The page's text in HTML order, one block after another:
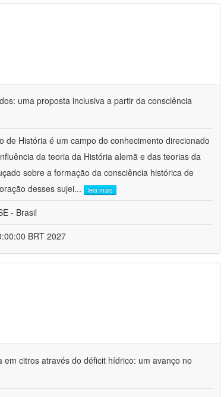
uma proposta inclusiva a partir da consciência
de História é um campo do conhecimento direcionado
da teoria da História alemã e das teorias da
sobre a formação da consciência histórica de
desses sujei... leia mais
- Brasil
BRT 2027
citros através do déficit hídrico: um avanço no